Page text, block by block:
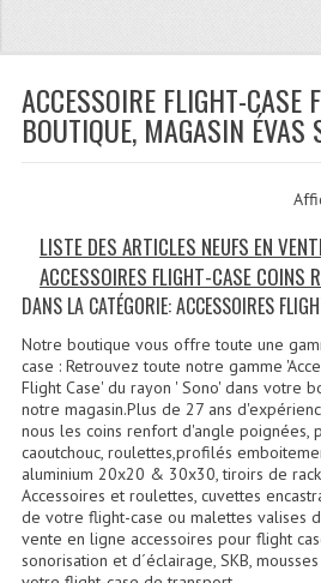
Location De
Le Matériel
Recevoir Nos
Faire Votre
Sonorisation
Accessoires Pieds
Accessoires
Accessoires Micro,
ACCESSOIRE FLIGHT-CASE
BOUTIQUE, MAGASIN ÉVAS
LISTE DES ARTICLES NEUFS EN
ACCESSOIRES FLIGHT-CASE COINS
DANS LA CATÉGORIE: ACCESSOIRES
Notre boutique vous offre toute une
case : Retrouvez toute notre gamme
Flight Case' du rayon ' Sono' dans votre
notre magasin.Plus de 27 ans
nous les coins renfort d'angle poignées,
caoutchouc, roulettes,profilés
aluminium 20x20 & 30x30, tiroirs de
Accessoires et roulettes, cuvettes
de votre flight-case ou malettes valises
vente en ligne accessoires pour flight
sonorisation et d´éclairage, SKB,